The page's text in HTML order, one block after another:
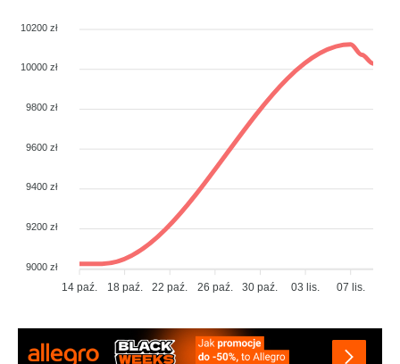
10200 zł
10000 zł
9800 zł
9600 zł
9400 zł
9200 zł
9000 zł
14 paź. 18 paź. 22 paź. 26 paź. 30 paź. 03 lis. 07 lis.